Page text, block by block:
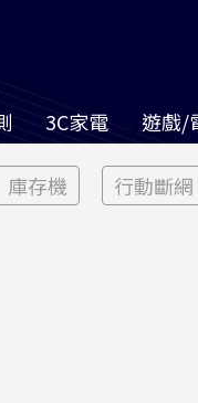
3C家電 遊戲/
庫存機 行動斷網